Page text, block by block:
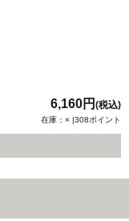
6,160円 (税込)
在庫：× |308ポイント